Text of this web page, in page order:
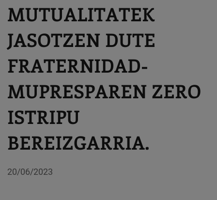
MUTUALITATEK
JASOTZEN DUTE
FRATERNIDAD-
MUPRESPAREN ZERO
ISTRIPU
BEREIZGARRIA.
20/06/2023